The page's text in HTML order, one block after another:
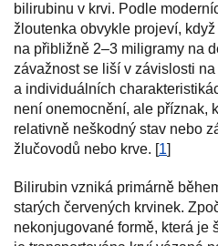
bilirubinu v krvi. Podle
žloutenka obvykle projeví,
na přibližně 2–3 miligramy na
závažnost se liší v závislosti
a individuálních
není onemocnění, ale příznak,
relativně neškodný stav nebo
žlučovodů nebo krve. [1]
Bilirubin vzniká primárně
starých červených krvinek.
nekonjugované formě, která je